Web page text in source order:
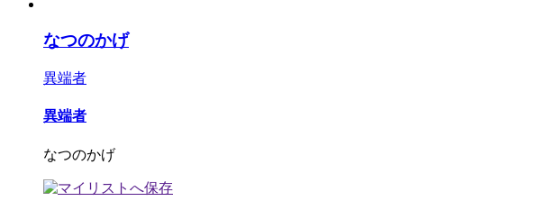
なつのかげ
異端者
異端者
なつのかげ